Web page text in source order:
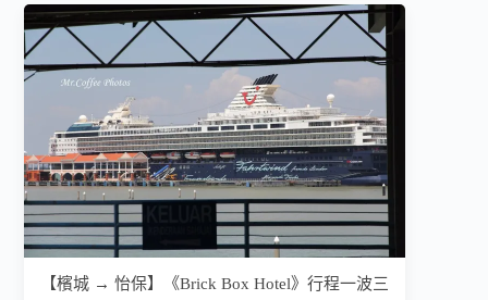
【檳城 → 怡保】《Brick Box Hotel》行程一波三